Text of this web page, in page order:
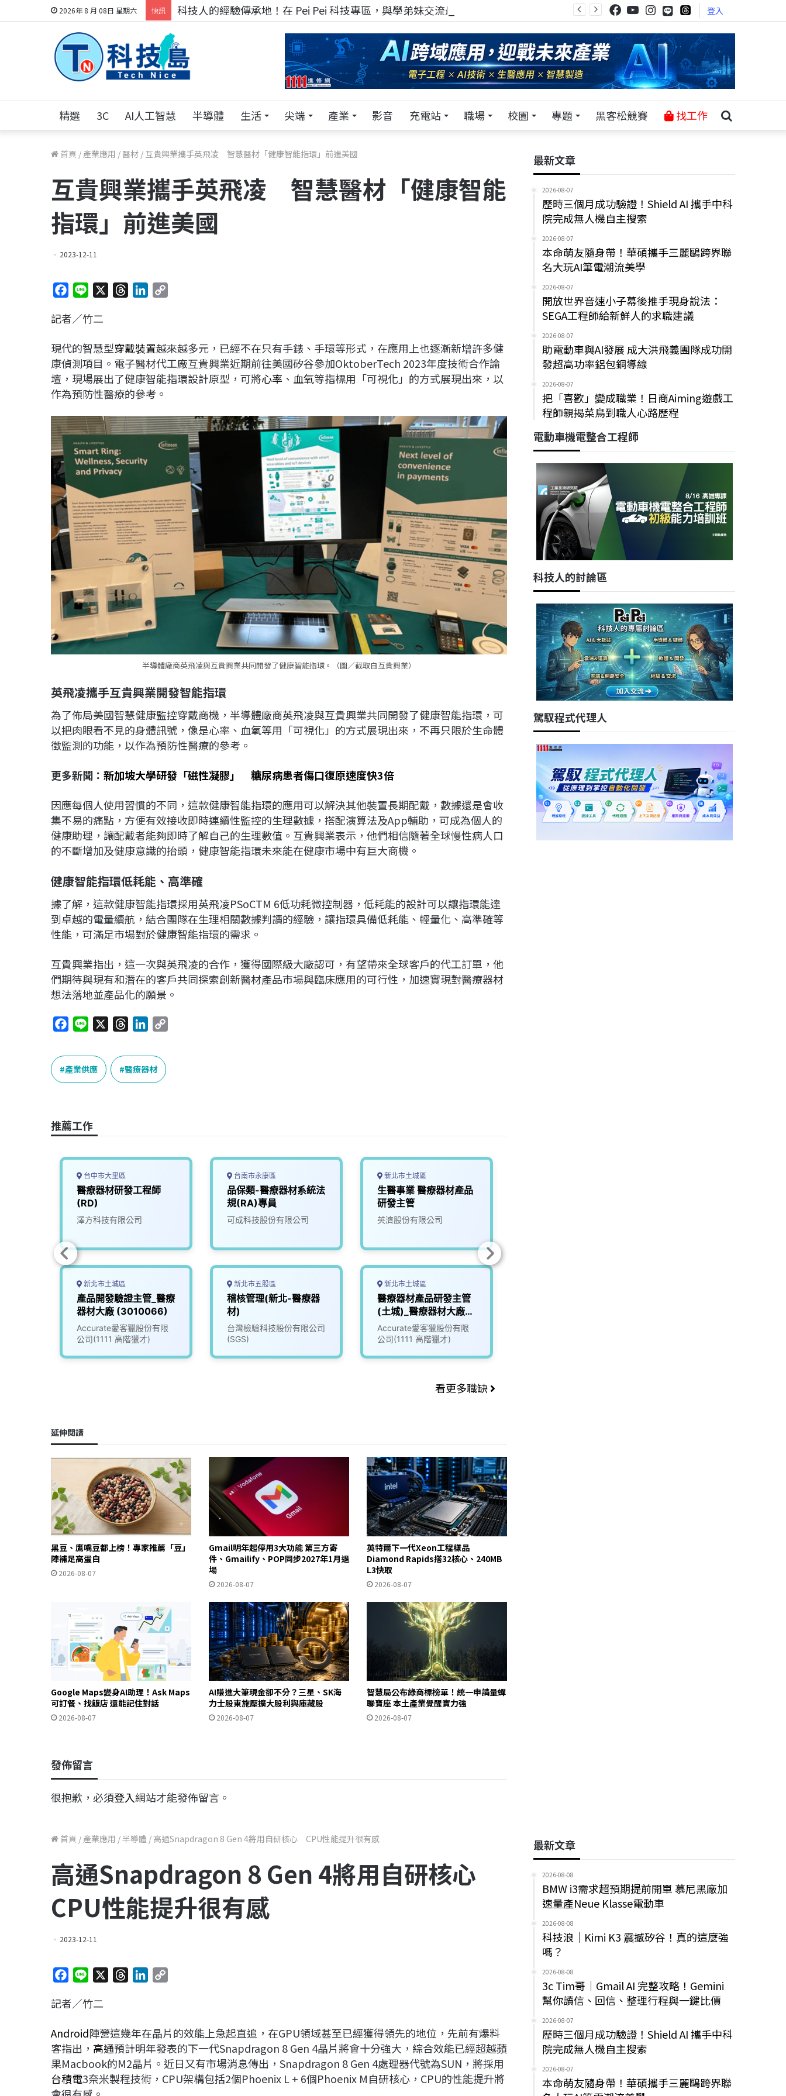
2026年 8 月 08日 星期六 快訊 科技人的經驗傳承地！在 Pei Pei 科技專區，與學弟妹交流最硬核的技術 登入
精選 3C AI人工智慧 半導體 生活 尖端 產業 影音 充電站 職場 校園 專題 黑客松競賽 找工作
首頁 / 產業應用 /醫材 / 互貴興業攜手英飛凌 智慧醫材「健康智能指環」前進美國
互貴興業攜手英飛凌 智慧醫材「健康智能
指環」前進美國
2023-12-11
c
b
o
o
k
n
a
d
s
e
d
I
n
L
i
n
記者／竹二
現代的智慧型穿戴裝置越來越多元，已經不在只有手錶、手環等形式，在應用上也逐漸新增許多健
康偵測項目。電子醫材代工廠互貴興業近期前往美國矽谷參加OktoberTech 2023年度技術合作論
壇，現場展出了健康智能指環設計原型，可將心率 、 血氧等指標用「可視化」的方式展現出來，以
作為預防性醫療的參考。
半導體廠商英飛凌與互貴興業共同開發了健康智能指環。（圖／截取自互貴興業）
英飛凌攜手互貴興業開發智能指環
為了佈局美國智慧健康監控穿戴商機，半導體廠商英飛凌與互貴興業共同開發了健康智能指環，可
以把肉眼看不見的身體訊號，像是心率、血氧等用「可視化」的方式展現出來，不再只限於生命體
徵監測的功能，以作為預防性醫療的參考。
更多新聞： 新加坡大學研發「磁性凝膠」 糖尿病患者傷口復原速度快3倍
因應每個人使用習慣的不同，這款健康智能指環的應用可以解決其他裝置長期配戴，數據還是會收
集不易的痛點，方便有效接收即時連續性監控的生理數據，搭配演算法及App輔助，可成為個人的
健康助理，讓配戴者能夠即時了解自己的生理數值。互貴興業表示，他們相信隨著全球慢性病人口
的不斷增加及健康意識的抬頭，健康智能指環未來能在健康市場中有巨大商機。
健康智能指環低耗能、高準確
據了解，這款健康智能指環採用英飛凌PSoCTM 6低功耗微控制器，低耗能的設計可以讓指環能達
到卓越的電量續航，結合團隊在生理相關數據判讀的經驗，讓指環具備低耗能、輕量化、高準確等
性能，可滿足市場對於健康智能指環的需求。
互貴興業指出，這一次與英飛凌的合作，獲得國際級大廠認可，有望帶來全球客戶的代工訂單，他
們期待與現有和潛在的客戶共同探索創新醫材產品市場與臨床應用的可行性，加速實現對醫療器材
想法落地並產品化的願景。
c
e
b
k
n
e
r
e
a
n
k
e
產業供應 醫療器材
推薦工作
台中市大里區
醫療器材研發工程師
(RD)
澤方科技有限公司
新北市土城區
產品開發驗證主管_醫療
器材大廠 (3010066)
Accurate愛客獵股份有限
公司(1111 高階獵才)
台南市永康區
品保類-醫療器材系統法
規(RA)專員
可成科技股份有限公司
新北市五股區
稽核管理(新北-醫療器
材)
台灣檢驗科技股份有限公司
(SGS)
新北市土城區
生醫事業 醫療器材產品
研發主管
英濟股份有限公司
新北市土城區
醫療器材產品研發主管
(土城)_醫療器材大廠
(3010155)
Accurate愛客獵股份有限
公司(1111 高階獵才)
看更多職缺
延伸閱讀
黑豆、鷹嘴豆都上榜！專家推薦「豆」
陣補足高蛋白
2026-08-07
Gmail明年起停用3大功能 第三方寄
件、Gmailify、POP同步2027年1月退
場
2026-08-07
英特爾下一代Xeon工程樣品
Diamond Rapids搭32核心、240MB
L3快取
2026-08-07
Google Maps變身AI助理！Ask Maps
可訂餐、找飯店 還能記住對話
2026-08-07
AI賺進大筆現金卻不分？三星、SK海
力士股東施壓擴大股利與庫藏股
2026-08-07
智慧局公布綠商標榜單！統一申請量蟬
聯寶座 本土產業覺醒實力強
2026-08-07
發佈留言
很抱歉，必須登入網站才能發佈留言。
最新文章
2026-08-07
歷時三個月成功驗證！Shield AI 攜手中科
院完成無人機自主搜索
2026-08-07
本命萌友隨身帶！華碩攜手三麗鷗跨界聯
名大玩AI筆電潮流美學
2026-08-07
開放世界音速小子幕後推手現身說法：
SEGA工程師給新鮮人的求職建議
2026-08-07
助電動車與AI發展 成大洪飛義團隊成功開
發超高功率鋁包銅導線
2026-08-07
把「喜歡」變成職業！日商Aiming遊戲工
程師親揭菜鳥到職人心路歷程
電動車機電整合工程師
科技人的討論區
駕馭程式代理人